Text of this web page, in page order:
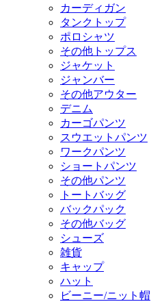
カーディガン
タンクトップ
ポロシャツ
その他トップス
ジャケット
ジャンバー
その他アウター
デニム
カーゴパンツ
スウエットパンツ
ワークパンツ
ショートパンツ
その他パンツ
トートバッグ
バックパック
その他バッグ
シューズ
雑貨
キャップ
ハット
ビーニー/ニット帽